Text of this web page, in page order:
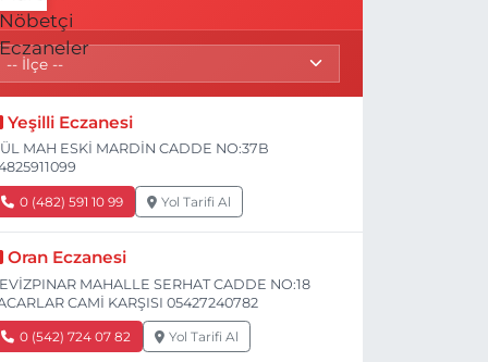
Yeşilli Eczanesi
MAH ESKİ MARDİN CADDE NO:37B
0 (482) 591 10 99 Yol Tarifi Al
Oran Eczanesi
MAHALLE SERHAT CADDE NO:18
CAMİ KARŞISI 05427240782
0 (542) 724 07 82 Yol Tarifi Al